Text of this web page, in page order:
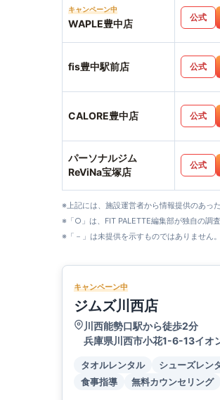
キャンペーン中
WAPLE豊中店
公式
fis豊中駅前店 公式
CALORE豊中店 公式
パーソナルジム
ReViNa宝塚店
公式
※上記には、施設運営者から情報提供のあっ
※「○」は、FIT PALETTE編集部が独自の調
※「－」は未提供を示すものではありません
キャンペーン中
ジムズ川西店
川西能勢口駅から徒歩2分
兵庫県川西市小花1-6-13イオ
タオルレンタル シューズレン
食事指導
無料カウンセリング